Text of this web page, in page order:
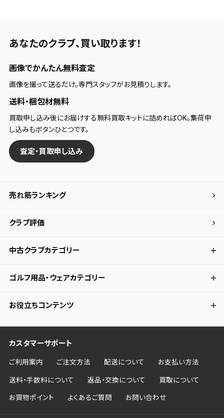
あなたのクラブ、 買い取ります！
画像でかんたん無料査定
画像を撮って送るだけ。専門スタッフがお見積りします。
送料・梱包材無料
買取申し込み後にお届けする無料買取キットに詰めればOK。集荷申
し込みもボタンひとつです。
査定・買取申し込み
売れ筋ランキング
クラブ評価
中古クラブカテゴリー
ゴルフ用品・ウェアカテゴリー
お役立ちコンテンツ
カスタマーサポート
ご利用案内 ご注文方法 配送について お支払い方法
送料・手数料について 返品・交換について 買取について
お買物ポイント よくあるご質問 お問い合わせ